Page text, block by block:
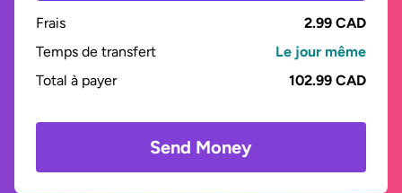
Frais
2.99 CAD
Temps de transfert
Le jour même
Total à payer
102.99 CAD
Send Money